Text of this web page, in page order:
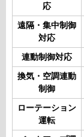
応
遠隔・集中制御
対応
連動制御対応
換気・空調連動
制御
ローテーション
運転